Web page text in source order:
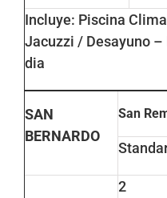
Incluye: Piscina
Jacuzzi / Desayuno
dia
SAN
BERNARDO
San
2